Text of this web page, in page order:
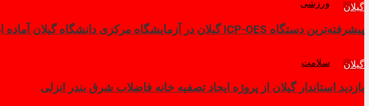
ورزشی
سلامت
گیلان
پیشرفته‌ترین دستگاه ICP-OES گیلان در آزمایشگاه مرکزی دانشگاه گیلان آماده ارائه خدمات آزمایشگاهی است
گیلان
بازدید استاندار گیلان از پروژه ایجاد تصفیه خانه فاضلاب شرق بندر انزلی